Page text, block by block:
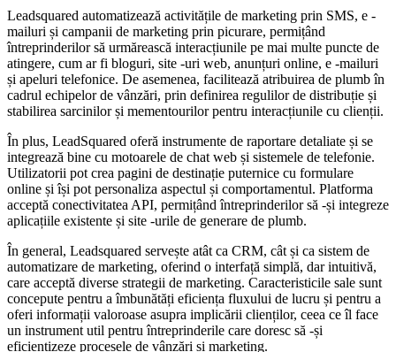
Leadsquared automatizează activitățile de marketing prin SMS, e -
mailuri și campanii de marketing prin picurare, permițând
întreprinderilor să urmărească interacțiunile pe mai multe puncte de
atingere, cum ar fi bloguri, site -uri web, anunțuri online, e -mailuri
și apeluri telefonice. De asemenea, facilitează atribuirea de plumb în
cadrul echipelor de vânzări, prin definirea regulilor de distribuție și
stabilirea sarcinilor și mementourilor pentru interacțiunile cu clienții.
În plus, LeadSquared oferă instrumente de raportare detaliate și se
integrează bine cu motoarele de chat web și sistemele de telefonie.
Utilizatorii pot crea pagini de destinație puternice cu formulare
online și își pot personaliza aspectul și comportamentul. Platforma
acceptă conectivitatea API, permițând întreprinderilor să -și integreze
aplicațiile existente și site -urile de generare de plumb.
În general, Leadsquared servește atât ca CRM, cât și ca sistem de
automatizare de marketing, oferind o interfață simplă, dar intuitivă,
care acceptă diverse strategii de marketing. Caracteristicile sale sunt
concepute pentru a îmbunătăți eficiența fluxului de lucru și pentru a
oferi informații valoroase asupra implicării clienților, ceea ce îl face
un instrument util pentru întreprinderile care doresc să -și
eficientizeze procesele de vânzări și marketing.